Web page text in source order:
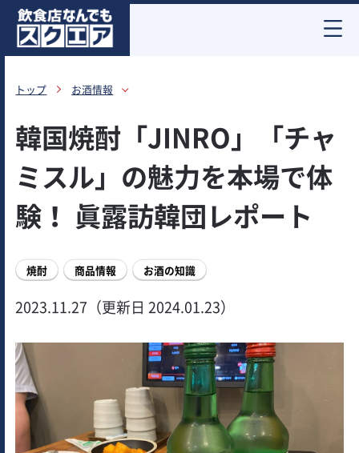
トップ お酒情報
韓国焼酎「JINRO」「チャ
ミスル」の魅力を本場で体
験！ 眞露訪韓団レポート
焼酎 商品情報 お酒の知識
2023.11.27（更新日 2024.01.23）